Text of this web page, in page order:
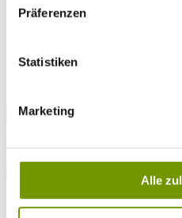
Präferenzen
Statistiken
Marketing
Alle
Nächte
Alter Kind 2
suchen
WETTER &
Heute